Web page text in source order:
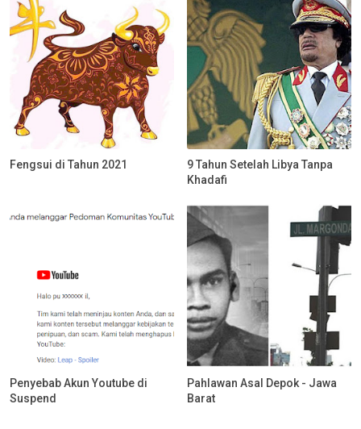
Fengsui di Tahun 2021
9 Tahun Setelah Libya Tanpa
Khadafi
Penyebab Akun Youtube di
Suspend
Pahlawan Asal Depok - Jawa
Barat